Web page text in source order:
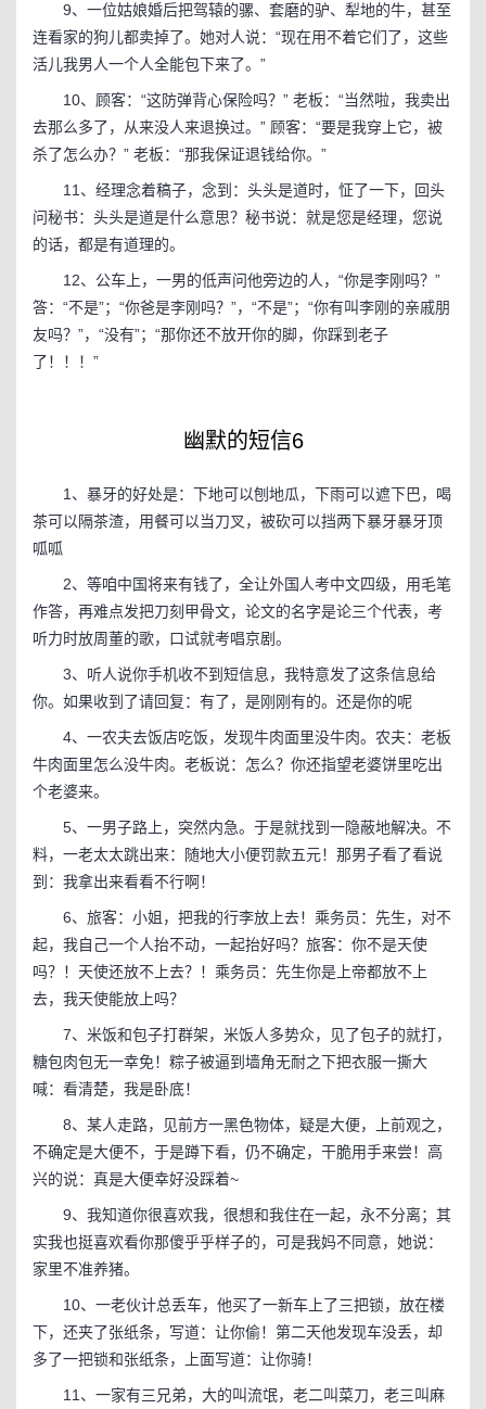
9、一位姑娘婚后把驾辕的骡、套磨的驴、犁地的牛，甚至
连看家的狗儿都卖掉了。她对人说：“现在用不着它们了，这些
活儿我男人一个人全能包下来了。”
10、顾客：“这防弹背心保险吗？” 老板：“当然啦，我卖出
去那么多了，从来没人来退换过。” 顾客：“要是我穿上它，被
杀了怎么办？” 老板：“那我保证退钱给你。”
11、经理念着稿子，念到：头头是道时，怔了一下，回头
问秘书：头头是道是什么意思？秘书说：就是您是经理，您说
的话，都是有道理的。
12、公车上，一男的低声问他旁边的人，“你是李刚吗？”
答：“不是”；“你爸是李刚吗？”，“不是”；“你有叫李刚的亲戚朋
友吗？”，“没有”；“那你还不放开你的脚，你踩到老子
了！！！”
幽默的短信6
1、暴牙的好处是：下地可以刨地瓜，下雨可以遮下巴，喝
茶可以隔茶渣，用餐可以当刀叉，被砍可以挡两下暴牙暴牙顶
呱呱
2、等咱中国将来有钱了，全让外国人考中文四级，用毛笔
作答，再难点发把刀刻甲骨文，论文的名字是论三个代表，考
听力时放周董的歌，口试就考唱京剧。
3、听人说你手机收不到短信息，我特意发了这条信息给
你。如果收到了请回复：有了，是刚刚有的。还是你的呢
4、一农夫去饭店吃饭，发现牛肉面里没牛肉。农夫：老板
牛肉面里怎么没牛肉。老板说：怎么？你还指望老婆饼里吃出
个老婆来。
5、一男子路上，突然内急。于是就找到一隐蔽地解决。不
料，一老太太跳出来：随地大小便罚款五元！那男子看了看说
到：我拿出来看看不行啊！
6、旅客：小姐，把我的行李放上去！乘务员：先生，对不
起，我自己一个人抬不动，一起抬好吗？旅客：你不是天使
吗？！天使还放不上去？！乘务员：先生你是上帝都放不上
去，我天使能放上吗？
7、米饭和包子打群架，米饭人多势众，见了包子的就打，
糖包肉包无一幸免！粽子被逼到墙角无耐之下把衣服一撕大
喊：看清楚，我是卧底！
8、某人走路，见前方一黑色物体，疑是大便，上前观之，
不确定是大便不，于是蹲下看，仍不确定，干脆用手来尝！高
兴的说：真是大便幸好没踩着~
9、我知道你很喜欢我，很想和我住在一起，永不分离；其
实我也挺喜欢看你那傻乎乎样子的，可是我妈不同意，她说：
家里不准养猪。
10、一老伙计总丢车，他买了一新车上了三把锁，放在楼
下，还夹了张纸条，写道：让你偷！第二天他发现车没丢，却
多了一把锁和张纸条，上面写道：让你骑！
11、一家有三兄弟，大的叫流氓，老二叫菜刀，老三叫麻